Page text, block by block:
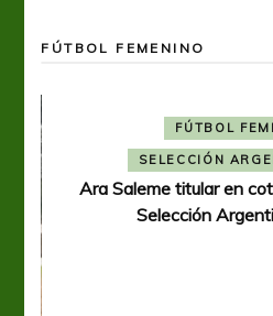
FÚTBOL FEMENINO
FÚTBOL
SELECCIÓN
Ara Saleme titular en
Selección